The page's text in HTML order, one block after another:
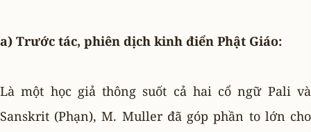
a) Trước tác, phiên dịch kinh điển Phật Giáo:
Là một học giả thông suốt cả hai cổ ngữ Pali và
Sanskrit (Phạn), M. Muller đã góp phần to lớn cho